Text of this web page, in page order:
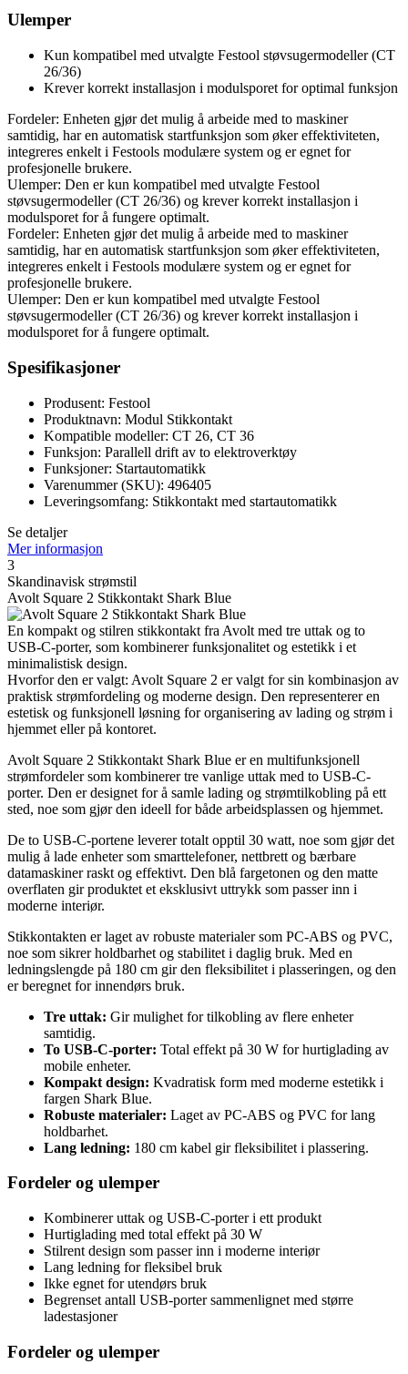
Ulemper
Kun kompatibel med utvalgte Festool støvsugermodeller (CT
26/36)
Krever korrekt installasjon i modulsporet for optimal funksjon
Fordeler: Enheten gjør det mulig å arbeide med to maskiner
samtidig, har en automatisk startfunksjon som øker effektiviteten,
integreres enkelt i Festools modulære system og er egnet for
profesjonelle brukere.
Ulemper: Den er kun kompatibel med utvalgte Festool
støvsugermodeller (CT 26/36) og krever korrekt installasjon i
modulsporet for å fungere optimalt.
Fordeler: Enheten gjør det mulig å arbeide med to maskiner
samtidig, har en automatisk startfunksjon som øker effektiviteten,
integreres enkelt i Festools modulære system og er egnet for
profesjonelle brukere.
Ulemper: Den er kun kompatibel med utvalgte Festool
støvsugermodeller (CT 26/36) og krever korrekt installasjon i
modulsporet for å fungere optimalt.
Spesifikasjoner
Produsent: Festool
Produktnavn: Modul Stikkontakt
Kompatible modeller: CT 26, CT 36
Funksjon: Parallell drift av to elektroverktøy
Funksjoner: Startautomatikk
Varenummer (SKU): 496405
Leveringsomfang: Stikkontakt med startautomatikk
Se detaljer
Mer informasjon
3
Skandinavisk strømstil
Avolt Square 2 Stikkontakt Shark Blue
En kompakt og stilren stikkontakt fra Avolt med tre uttak og to
USB-C-porter, som kombinerer funksjonalitet og estetikk i et
minimalistisk design.
Hvorfor den er valgt: Avolt Square 2 er valgt for sin kombinasjon av
praktisk strømfordeling og moderne design. Den representerer en
estetisk og funksjonell løsning for organisering av lading og strøm i
hjemmet eller på kontoret.
Avolt Square 2 Stikkontakt Shark Blue er en multifunksjonell
strømfordeler som kombinerer tre vanlige uttak med to USB-C-
porter. Den er designet for å samle lading og strømtilkobling på ett
sted, noe som gjør den ideell for både arbeidsplassen og hjemmet.
De to USB-C-portene leverer totalt opptil 30 watt, noe som gjør det
mulig å lade enheter som smarttelefoner, nettbrett og bærbare
datamaskiner raskt og effektivt. Den blå fargetonen og den matte
overflaten gir produktet et eksklusivt uttrykk som passer inn i
moderne interiør.
Stikkontakten er laget av robuste materialer som PC-ABS og PVC,
noe som sikrer holdbarhet og stabilitet i daglig bruk. Med en
ledningslengde på 180 cm gir den fleksibilitet i plasseringen, og den
er beregnet for innendørs bruk.
Tre uttak: Gir mulighet for tilkobling av flere enheter
samtidig.
To USB-C-porter: Total effekt på 30 W for hurtiglading av
mobile enheter.
Kompakt design: Kvadratisk form med moderne estetikk i
fargen Shark Blue.
Robuste materialer: Laget av PC-ABS og PVC for lang
holdbarhet.
Lang ledning: 180 cm kabel gir fleksibilitet i plassering.
Fordeler og ulemper
Kombinerer uttak og USB-C-porter i ett produkt
Hurtiglading med total effekt på 30 W
Stilrent design som passer inn i moderne interiør
Lang ledning for fleksibel bruk
Ikke egnet for utendørs bruk
Begrenset antall USB-porter sammenlignet med større
ladestasjoner
Fordeler og ulemper